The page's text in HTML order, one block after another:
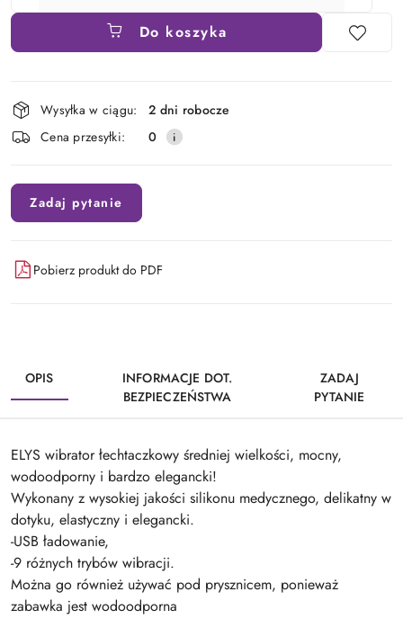
Do koszyka
Dostępność
i
dostawa
Wysyłka w ciągu:
2 dni robocze
Cena przesyłki:
0
Zadaj pytanie
Pobierz produkt do PDF
OPIS
INFORMACJE DOT.
BEZPIECZEŃSTWA
ZADAJ
PYTANIE
ELYS wibrator łechtaczkowy średniej wielkości, mocny,
wodoodporny i bardzo elegancki!
Wykonany z wysokiej jakości silikonu medycznego, delikatny w
dotyku, elastyczny i elegancki.
-USB ładowanie,
-9 różnych trybów wibracji.
Można go również używać pod prysznicem, ponieważ
zabawka jest wodoodporna